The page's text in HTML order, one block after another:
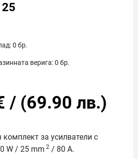
25
0 бр.
верига:0 бр.
/ (69.90 лв.)
комплект за усилватели с
W / 25 mm 2 / 80 А.